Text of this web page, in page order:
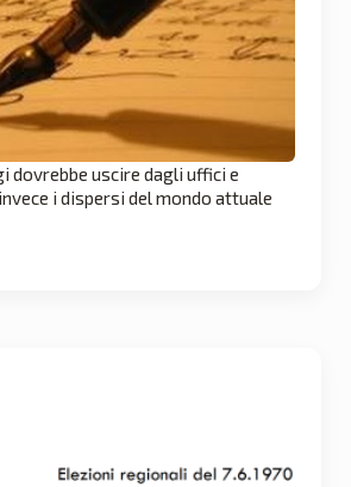
dovrebbe uscire dagli uffici e
i dispersi del mondo attuale